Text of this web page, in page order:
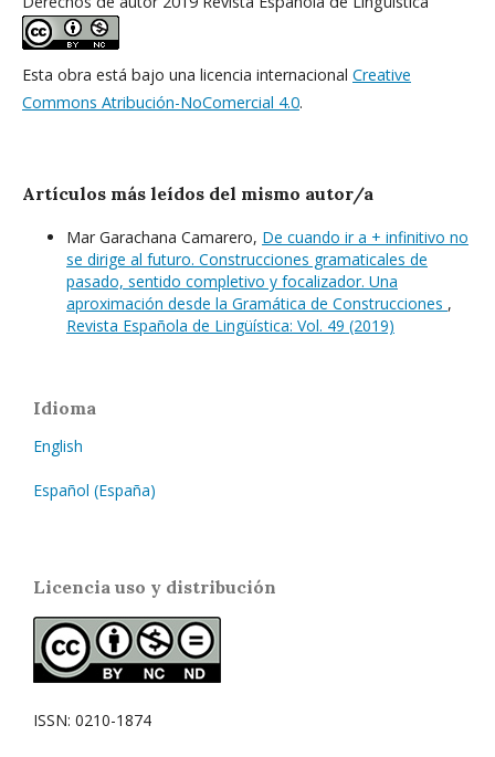
Esta obra está bajo una licencia internacional Creative
Commons Atribución-NoComercial 4.0.
Artículos más leídos del mismo autor/a
Mar Garachana Camarero, De cuando ir a + infinitivo no
se dirige al futuro. Construcciones gramaticales de
pasado, sentido completivo y focalizador. Una
aproximación desde la Gramática de Construcciones ,
Revista Española de Lingüística: Vol. 49 (2019)
Idioma
English
Español (España)
Licencia uso y distribución
ISSN: 0210-1874